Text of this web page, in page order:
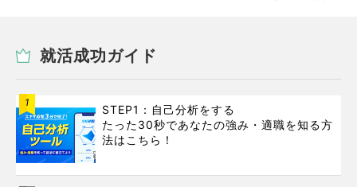
就活成功ガイド
1
STEP1：自己分析をする
たった30秒であなたの強み・適職を知る方
法はこちら！